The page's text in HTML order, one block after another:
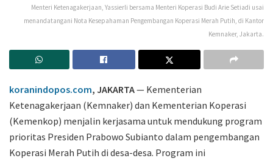
Menteri Ketenagakerjaan, Yassierli bersama Menteri Koperasi Budi Arie Setiadi usai
menandatangani Nota Kesepahaman Pengembangan Koperasi Merah Putih, di Kantor
Kemnaker, Jakarta.
koranindopos.com, JAKARTA— Kementerian
Ketenagakerjaan (Kemnaker) dan Kementerian Koperasi
(Kemenkop) menjalin kerjasama untuk mendukung program
prioritas Presiden Prabowo Subianto dalam pengembangan
Koperasi Merah Putih di desa-desa. Program ini